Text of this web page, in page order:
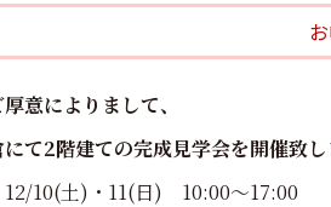
意によりまして、
て2階建ての完成見学会を開催致し
12/10(土)・11(日) 10:00～17:00